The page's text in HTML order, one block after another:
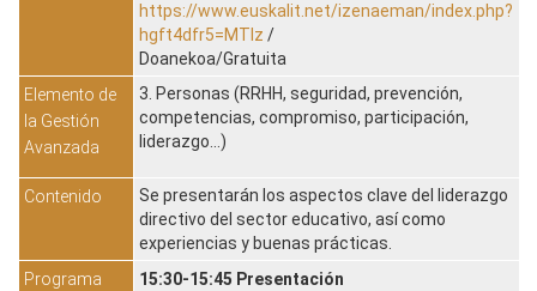
https://www.euskalit.net/izenaeman/index.php?
hgft4dfr5=MTIz /
Doanekoa/Gratuita
Elemento de
la Gestión
Avanzada
3. Personas (RRHH, seguridad, prevención,
competencias, compromiso, participación,
liderazgo...)
Contenido
Se presentarán los aspectos clave del liderazgo
directivo del sector educativo, así como
experiencias y buenas prácticas.
Programa
15:30-15:45 Presentación